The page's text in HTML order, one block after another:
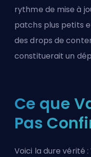
rythme de mise à
patchs plus petits
des drops de
constituerait un
Ce que
Pas
Voici la dure vérité